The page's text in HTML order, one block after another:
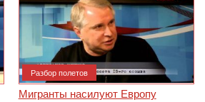
Разбор полетов
Мигранты насилуют Европу